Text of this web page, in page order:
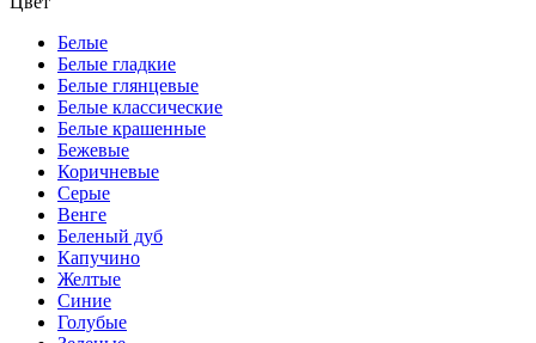
Белые
Белые гладкие
Белые глянцевые
Белые классические
Белые крашенные
Бежевые
Коричневые
Серые
Венге
Беленый дуб
Капучино
Желтые
Синие
Голубые